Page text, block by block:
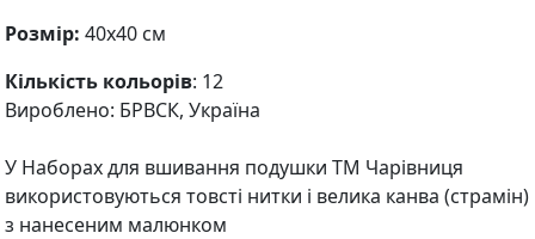
Розмір: 40х40 см
Кількість кольорів: 12
Вироблено: БРВСК, Україна
У Наборах для вшивання подушки ТМ Чарівниця
використовуються товсті нитки і велика канва (страмін)
з нанесеним малюнком